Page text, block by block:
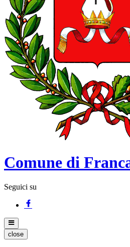
Comune di
Seguici su
close